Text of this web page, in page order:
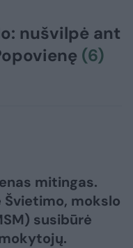
nušvilpė ant
(6)
mitingas.
mokslo
susibūrė